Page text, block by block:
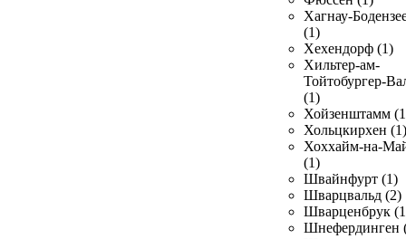
Хагнау-
(1)
Хехендорф (1)
Хильтер-ам-
Тойтобургер-
(1)
Хойзенштамм
Хольцкирхен (1)
Хоххайм-на-
(1)
Швайнфурт (1)
Шварцвальд (2)
Шварценбрук
Шнефердинген